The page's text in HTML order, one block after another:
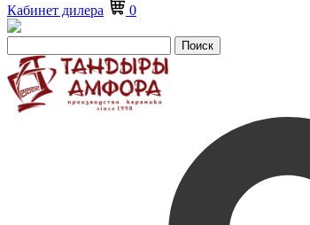
Кабинет дилера 0
Поиск